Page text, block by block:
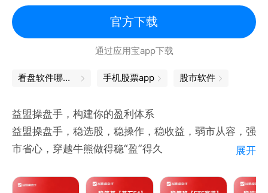
用户反馈QQ群：306095303
企业合作以及产品相关问题可联系：
zxg@tencent.com
微信搜一搜关注小程序：腾讯自选股
官方下载
通过应用宝app下载
看盘软件哪个最好 手机股票app 股市软件
益盟操盘手，构建你的盈利体系
益盟操盘手，稳选股，稳操作，稳收益，弱市从容，强
市省心，穿越牛熊做得稳“盈”得久
稳选股，有价值更长远
展开